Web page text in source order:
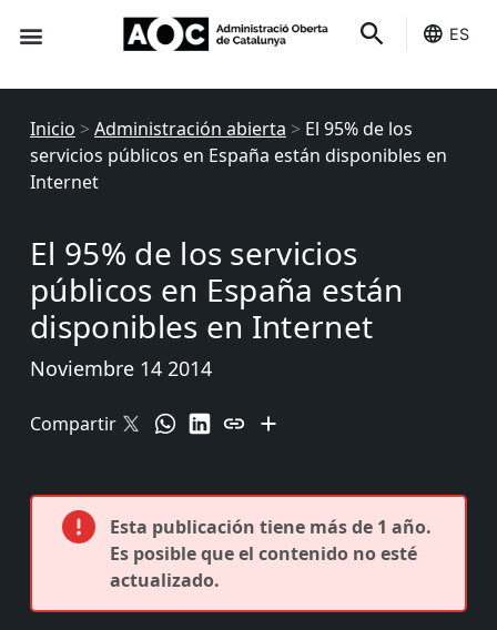
ES
Inicio >Administración abierta > El 95% de los
servicios públicos en España están disponibles en
Internet
El 95% de los servicios
públicos en España están
disponibles en Internet
Noviembre 14 2014
Compartir
Esta publicación tiene más de 1 año.
Es posible que el contenido no esté
actualizado.